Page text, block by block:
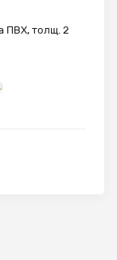
ПВХ, толщ. 2